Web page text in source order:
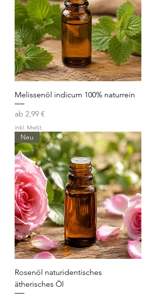
Melissenöl indicum 100% naturrein
ab 2,99 €
Sale-Preis
inkl. MwSt.
Neu
Rosenöl naturidentisches
ätherisches Öl